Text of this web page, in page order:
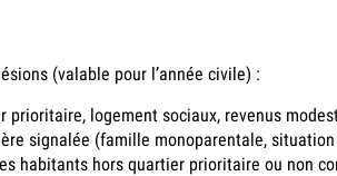
(valable pour l’année civile) :
prioritaire, logement sociaux, revenus
signalée (famille monoparentale,
habitants hors quartier prioritaire ou non